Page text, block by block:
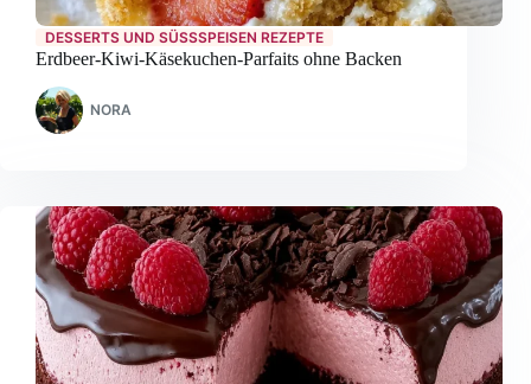
DESSERTS UND SÜSSSPEISEN REZEPTE
Erdbeer-Kiwi-Käsekuchen-Parfaits ohne Backen
NORA